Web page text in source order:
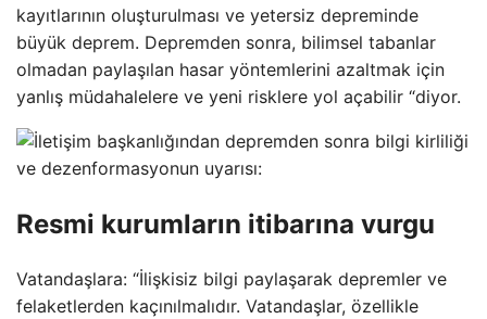
kayıtlarının oluşturulması ve yetersiz depreminde
büyük deprem. Depremden sonra, bilimsel tabanlar
olmadan paylaşılan hasar yöntemlerini azaltmak için
yanlış müdahalelere ve yeni risklere yol açabilir “diyor.
Resmi kurumların itibarına vurgu
Vatandaşlara: “İlişkisiz bilgi paylaşarak depremler ve
felaketlerden kaçınılmalıdır. Vatandaşlar, özellikle